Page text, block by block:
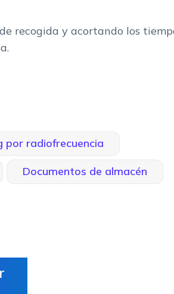
recogida y acortando los
por radiofrecuencia
Documentos de almacén